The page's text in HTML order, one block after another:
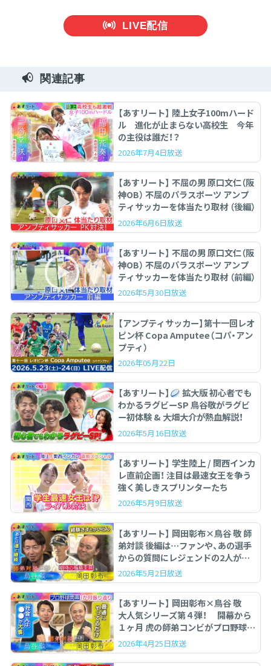
LIVE配信
関連記事
【あすリート】 陸上女子100mハード
ル 進化が止まらない高校生 今年
の主役は誰だ！？
2026年7月4日放送
【あすリート】 不屈の男 原口文仁（阪
神OB） 不屈のパラスポーツ アンプ
ティサッカーを体当たり取材 （後編）
2026年6月6日放送
【あすリート】 不屈の男 原口文仁（阪
神OB） 不屈のパラスポーツ アンプ
ティサッカーを体当たり取材 （前編）
2026年5月30日放送
【アンプティサッカー】第十一回レオ
ピン杯 Copa Amputee（コパ・アン
プティ）
2026年05月22日
【あすリート】
拡大版 初心者でも
わかるラグビーSP 鳥谷敬がラグビ
ー初体験 & 大畑大介が熱血解説！
2026年5月16日放送
【あすリート】 学生陸上 / 関西インカ
レ直前企画！ 注目は最速女王を争う
強く美しきスプリンターたち
2026年5月9日放送
【あすリート】 岡田彰布×鳥谷 敬 師
弟対談 後編は…ファンや、あの選手
からの質問にレジェンドの2人が答
えます。
2026年5月2日放送
【あすリート】 岡田彰布×鳥谷 敬
大人気シリーズ第４弾！ 開幕から
１ヶ月 虎の師弟コンビがプロ野球を
ぶった斬る！
2026年4月25日放送